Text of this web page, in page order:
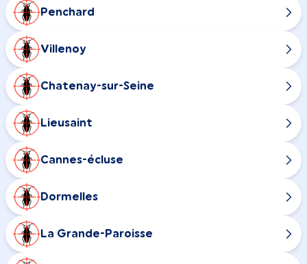
Penchard
Villenoy
Chatenay-sur-Seine
Lieusaint
Cannes-écluse
Dormelles
La Grande-Paroisse